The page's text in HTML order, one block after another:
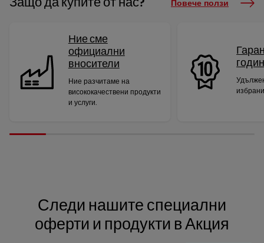
Повече ползи
Ние сме
официални
вносители
Ние разчитаме на
висококачествени продукти
и услуги.
Следи нашите специални
оферти и продукти в Акция